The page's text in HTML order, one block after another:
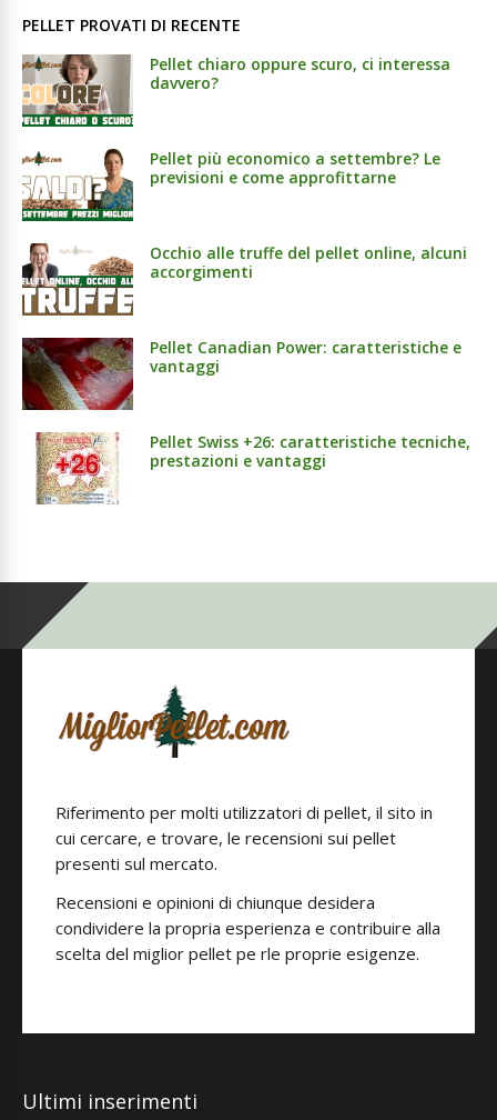
PELLET PROVATI DI RECENTE
Pellet chiaro oppure scuro, ci interessa
davvero?
Pellet più economico a settembre? Le
previsioni e come approfittarne
Occhio alle truffe del pellet online, alcuni
accorgimenti
Pellet Canadian Power: caratteristiche e
vantaggi
Pellet Swiss +26: caratteristiche tecniche,
prestazioni e vantaggi
Riferimento per molti utilizzatori di pellet, il sito in
cui cercare, e trovare, le recensioni sui pellet
presenti sul mercato.
Recensioni e opinioni di chiunque desidera
condividere la propria esperienza e contribuire alla
scelta del miglior pellet pe rle proprie esigenze.
Ultimi inserimenti